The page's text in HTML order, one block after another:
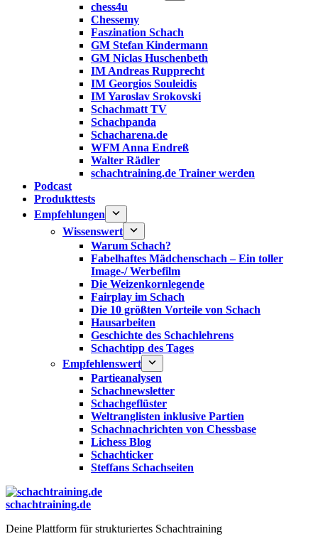
chess4u
Chessemy
Faszination Schach
GM Stefan Kindermann
GM Niclas Huschenbeth
IM Andreas Rupprecht
IM Georgios Souleidis
IM Yaroslav Srokovski
Schachmatt TV
Schachpanda
Schacharena.de
WFM Anna Endreß
Walter Rädler
schachtraining.de Trainer werden
Podcast
Produkttests
Empfehlungen
Wissenswert
Warum Schach?
Fabelhaftes Mädchenschach – Ein toller
Image-/ Werbefilm
Die Weizenkornlegende
Fairplay im Schach
Die 10 größten Vorteile von Schach‎
Hausarbeiten
Geschichte des Schachlehrens
Schachtipp des Tages
Empfehlenswert
Partieanalysen
Schachnewsletter
Schachgeflüster
Weltranglisten inklusive Partien
Schachnachrichten von Chessbase
Lichess Blog
Schachticker
Steffans Schachseiten
schachtraining.de
Deine Plattform für strukturiertes Schachtraining